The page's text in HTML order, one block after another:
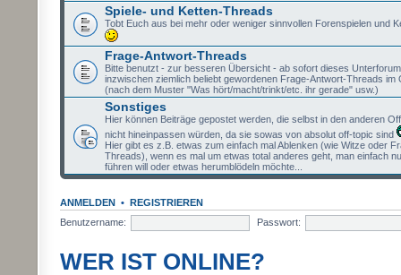
Spiele- und Ketten-Threads
Tobt Euch aus bei mehr oder weniger sinnvollen Forenspielen und
Frage-Antwort-Threads
Bitte benutzt - zur besseren Übersicht - ab sofort dieses
inzwischen ziemlich beliebt gewordenen Frage-Antwort-Threads im
(nach dem Muster "Was hört/macht/trinkt/etc. ihr gerade" usw.)
Sonstiges
Hier können Beiträge gepostet werden, die selbst in den anderen
nicht hineinpassen würden, da sie sowas von absolut off-topic sind
Hier gibt es z.B. etwas zum einfach mal Ablenken (wie Witze oder
Threads), wenn es mal um etwas total anderes geht, man einfach
führen will oder etwas herumblödeln möchte...
ANMELDEN • REGISTRIEREN
Benutzername:
Passwort:
WER IST ONLINE?